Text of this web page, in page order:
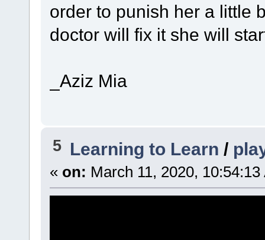
order to punish her a little
doctor will fix it she will
_Aziz Mia
5 Learning to Learn /
« on: March 11, 2020, 10:54:13